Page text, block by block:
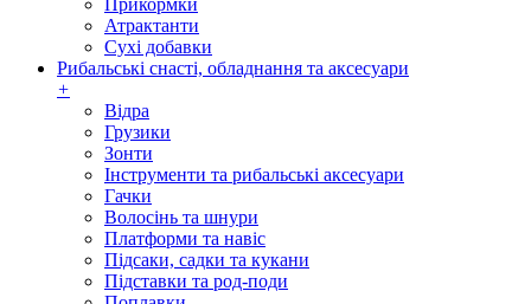
Прикормки
Атрактанти
Сухі добавки
Рибальські снасті, обладнання та аксесуари
+
Відра
Грузики
Зонти
Інструменти та рибальські аксесуари
Гачки
Волосінь та шнури
Платформи та навіс
Підсаки, садки та кукани
Підставки та род-поди